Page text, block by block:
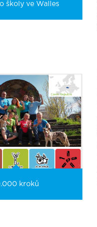
školy ve Walles
kroků